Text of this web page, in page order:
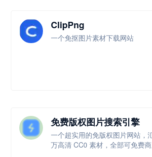
ClipPng
一个免抠图片素材下载网站
免费版权图片搜索引擎
一个超实用的免版权图片网站，
万高清 CC0 素材，全部可免费